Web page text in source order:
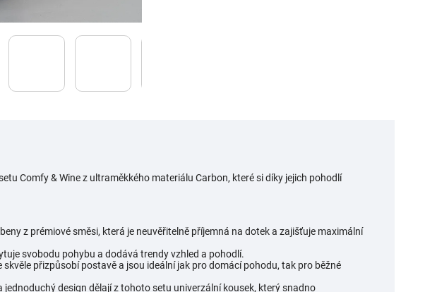
Comfy & Wine z ultraměkkého materiálu Carbon, které si díky jejich pohodlí
z prémiové směsi, která je neuvěřitelně příjemná na dotek a zajišťuje maximální
svobodu pohybu a dodává trendy vzhled a pohodlí.
skvěle přizpůsobí postavě a jsou ideální jak pro domácí pohodu, tak pro běžné
jednoduchý design dělají z tohoto setu univerzální kousek, který snadno